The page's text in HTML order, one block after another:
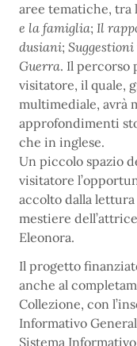
aree tematiche, tra
e la famiglia; Il
dusiani;
Guerra. Il percorso
visitatore, il quale,
multimediale, avrà
approfondimenti
che in inglese.
Un piccolo spazio
visitatore
accolto dalla
mestiere
Eleonora.
Il progetto
anche al
Collezione, con
Informativo
Sistema